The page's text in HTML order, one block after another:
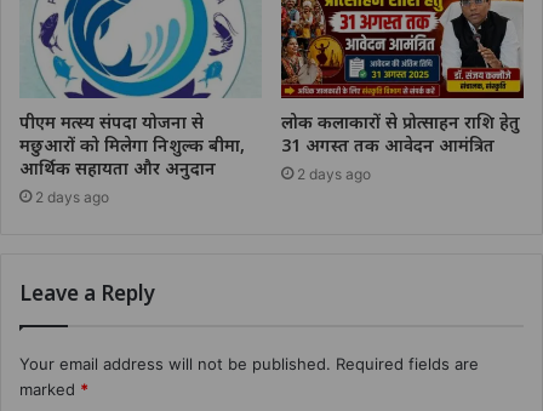
पीएम मत्स्य संपदा योजना से
मछुआरों को मिलेगा निशुल्क बीमा,
आर्थिक सहायता और अनुदान
2 days ago
लोक कलाकारों से प्रोत्साहन राशि हेतु
31 अगस्त तक आवेदन आमंत्रित
2 days ago
Leave a Reply
Your email address will not be published. Required fields are
marked *